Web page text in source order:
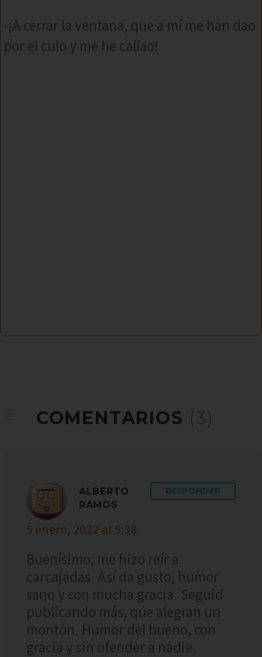
-¡A cerrar la ventana, que a mí me han dao
por el culo y me he callao!
COMENTARIOS (3)
ALBERTO
RAMOS
5 enero, 2022 at 5:38
RESPONDER
Buenísimo, me hizo reír a
carcajadas. Así da gusto, humor
sano y con mucha gracia. Seguid
publicando más, que alegran un
montón. Humor del bueno, con
gracia y sin ofender a nadie.